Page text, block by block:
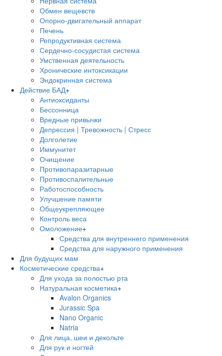
Обмен вещевств
Опорно-двигательный аппарат
Печень
Репродуктивная система
Сердечно-сосудистая система
Умственная деятельность
Хронические интоксикации
Эндокринная система
Действие БАД+
Антиоксиданты
Бессонница
Вредные привычки
Депрессия | Тревожность | Стресс
Долголетие
Иммунитет
Очищение
Противопаразитарные
Противоспалительные
Работоспособность
Улучшение памяти
Общеукрепляющее
Контроль веса
Омоложение+
Средства для внутреннего применения
Средства для наружного применения
Для будущих мам
Косметические средства+
Для ухода за полостью рта
Натуральная косметика+
Avalon Organics
Jurassic Spa
Nano Organic
Natria
Для лица, шеи и декольте
Для рук и ногтей